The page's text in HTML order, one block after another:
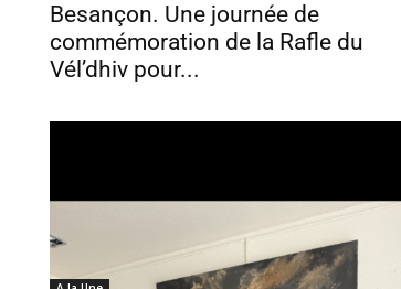
Besançon. Une journée de
commémoration de la Rafle du
Vél’dhiv pour...